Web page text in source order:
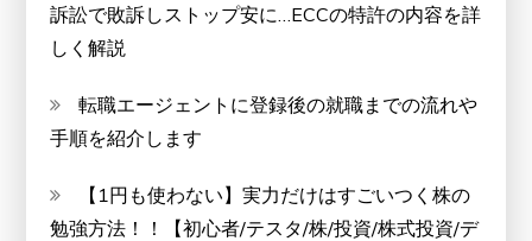
訴訟で敗訴しストップ安に…ECCの特許の内容を詳
しく解説
転職エージェントに登録後の就職までの流れや
手順を紹介します
【1円も使わない】実力だけはすごいつく株の
勉強方法！！【初心者/テスタ/株/投資/株式投資/デ